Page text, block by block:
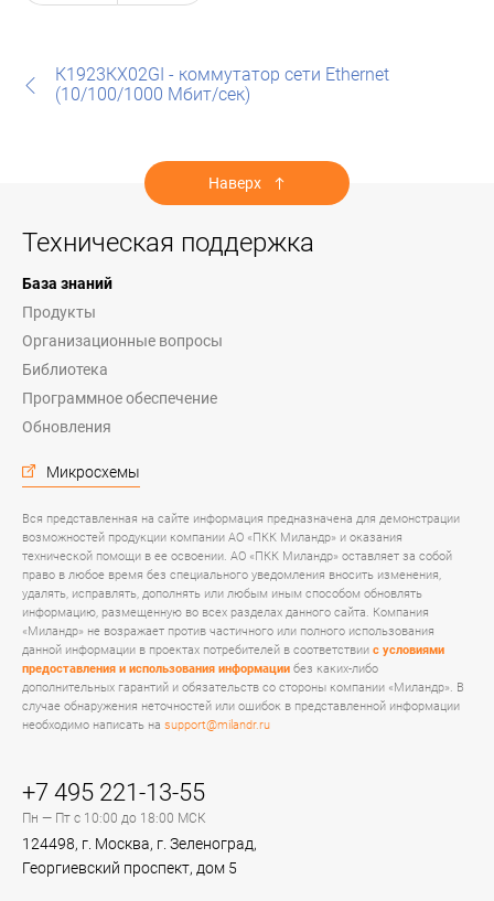
К1923КХ02GI - коммутатор сети Ethernet
(10/100/1000 Мбит/сек)
Наверх
Техническая поддержка
База знаний
Продукты
Организационные вопросы
Библиотека
Программное обеспечение
Обновления
Микросхемы
Вся представленная на сайте информация предназначена для демонстрации
возможностей продукции компании АО «ПКК Миландр» и оказания
технической помощи в ее освоении. АО «ПКК Миландр» оставляет за собой
право в любое время без специального уведомления вносить изменения,
удалять, исправлять, дополнять или любым иным способом обновлять
информацию, размещенную во всех разделах данного сайта. Компания
«Миландр» не возражает против частичного или полного использования
данной информации в проектах потребителей в соответствии с условиями
предоставления и использования информации без каких-либо
дополнительных гарантий и обязательств со стороны компании «Миландр». В
случае обнаружения неточностей или ошибок в представленной информации
необходимо написать на support@milandr.ru
+7 495 221-13-55
Пн — Пт с 10:00 до 18:00 МСК
124498, г. Москва, г. Зеленоград,
Георгиевский проспект, дом 5